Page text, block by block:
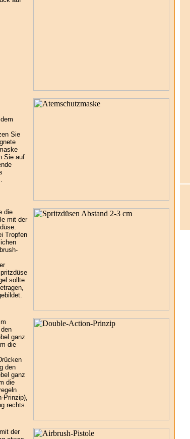
Sie
Sie auf
die
mit der
Tropfen
sollte
ganz
die
den
ganz
die
Prinzip),
rechts.
der